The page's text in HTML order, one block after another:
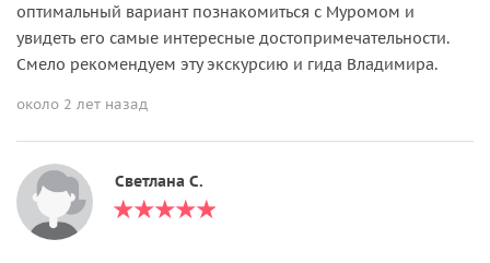
оптимальный вариант познакомиться с Муромом и
увидеть его самые интересные достопримечательности.
Смело рекомендуем эту экскурсию и гида Владимира.
около 2 лет назад
Светлана С.